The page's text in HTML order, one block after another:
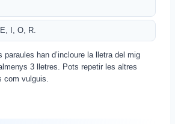
I, O, R.
paraules han d’incloure la lletra del mig
3 lletres. Pots repetir les altres
com vulguis.